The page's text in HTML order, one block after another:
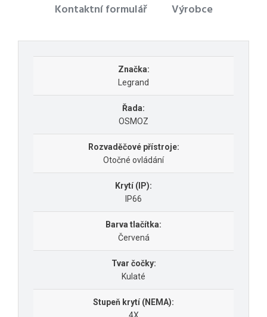
Kontaktní formulář Výrobce
Značka:
Legrand
Řada:
OSMOZ
Rozvaděčové přístroje:
Otočné ovládání
Krytí (IP):
IP66
Barva tlačítka:
Červená
Tvar čočky:
Kulaté
Stupeň krytí (NEMA):